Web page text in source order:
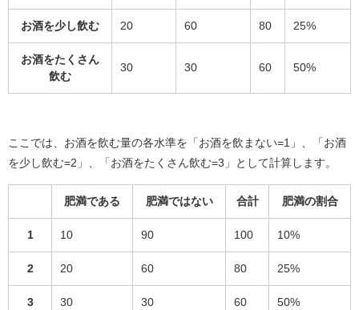
お酒を少し飲む 20 60 80 25%
お酒をたくさん
飲む
30 30 60 50%
ここでは、お酒を飲む量の各水準を「お酒を飲まない=1」、「お酒
を少し飲む=2」、「お酒をたくさん飲む=3」として計算します。
肥満である 肥満ではない 合計 肥満の割合
1 10 90 100 10%
2 20 60 80 25%
3 30 30 60 50%